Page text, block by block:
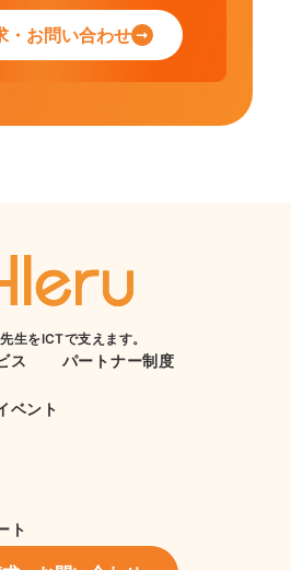
・お問い合わせ
生をICTで支えます。
ス
ベント
ト
パートナー制度